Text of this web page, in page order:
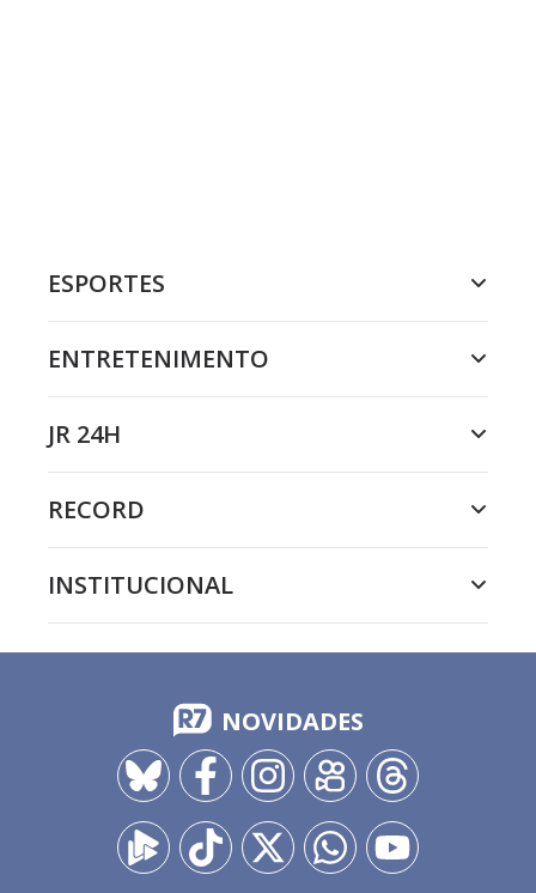
ESPORTES
ENTRETENIMENTO
JR 24H
RECORD
INSTITUCIONAL
NOVIDADES